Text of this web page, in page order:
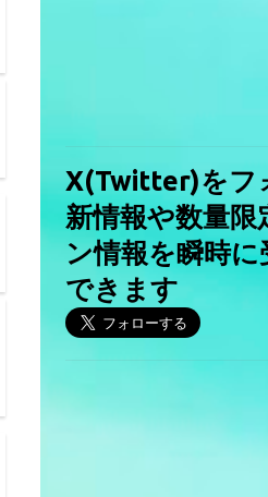
X(Twitter)をフ
新情報や数量
ン情報を瞬時
できます